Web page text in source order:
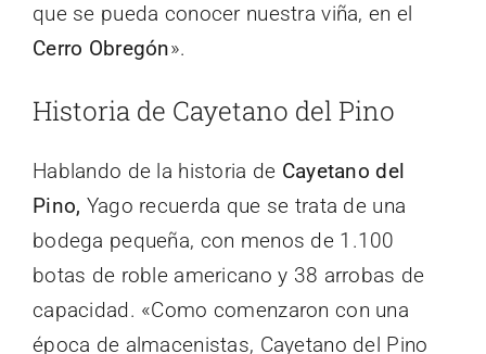
que se pueda conocer nuestra viña, en el
Cerro Obregón».
Historia de Cayetano del Pino
Hablando de la historia de Cayetano del
Pino, Yago recuerda que se trata de una
bodega pequeña, con menos de 1.100
botas de roble americano y 38 arrobas de
capacidad. «Como comenzaron con una
época de almacenistas, Cayetano del Pino